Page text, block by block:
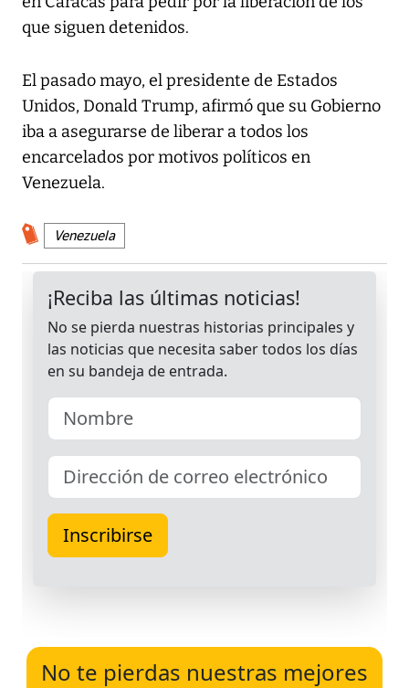
que siguen detenidos.
El pasado mayo, el presidente de Estados
Unidos, Donald Trump, afirmó que su Gobierno
iba a asegurarse de liberar a todos los
encarcelados por motivos políticos en
Venezuela.
Venezuela
No te pierdas nuestras mejores